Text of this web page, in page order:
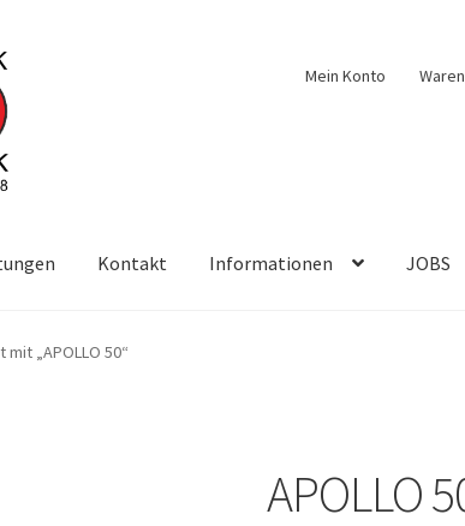
Mein Konto
Kontakt Informationen JOBS
„APOLLO 50“
APOLLO